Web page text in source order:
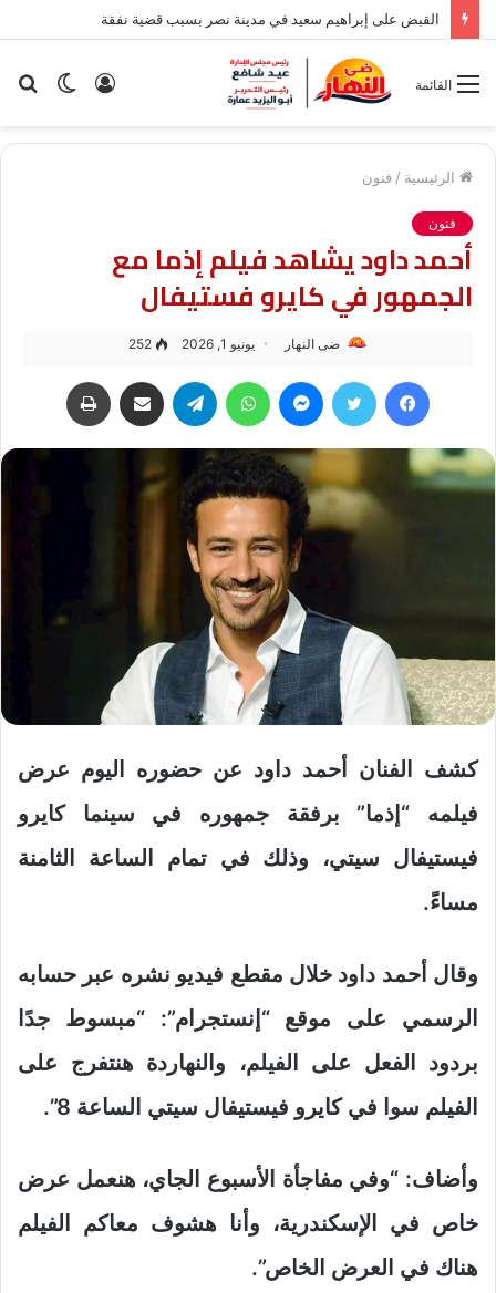
خبير اقتصادي: تعافي إنتاج الطاقة قد يستغرق 6 إلى 12 شهرًا
الوضع تسجيل
القائمة
الرئيسية / فنون
فنون
أحمد داود يشاهد فيلم إذما مع
الجمهور في كايرو فستيفال
ضى النهار يونيو 1, 2026 252
فيسبوك تويتر ماسنجر واتساب تيلقرام مشاركة عبر البريد
كشف الفنان أحمد داود عن حضوره اليوم عرض
فيلمه “إذما” برفقة جمهوره في سينما كايرو
فيستيفال سيتي، وذلك في تمام الساعة الثامنة
مساءً.
وقال أحمد داود خلال مقطع فيديو نشره عبر حسابه
الرسمي على موقع “إنستجرام”: “مبسوط جدًا
بردود الفعل على الفيلم، والنهاردة هنتفرج على
الفيلم سوا في كايرو فيستيفال سيتي الساعة 8”.
وأضاف: “وفي مفاجأة الأسبوع الجاي، هنعمل عرض
خاص في الإسكندرية، وأنا هشوف معاكم الفيلم
هناك في العرض الخاص”.